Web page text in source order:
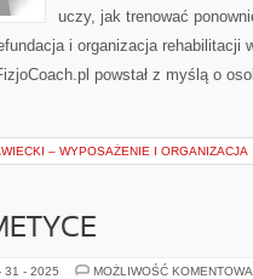
uczy, jak trenować
i organizacja rehabilitacji
powstał z myślą o
– WYPOSAŻENIE I ORGANIZACJA
31 - 2025 MOŻLIWOŚĆ